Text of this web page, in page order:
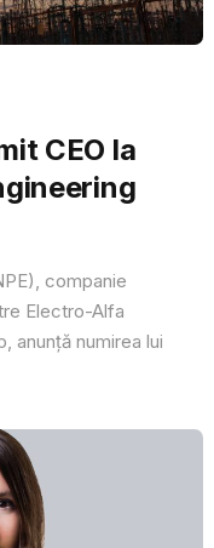
CEO la
companie
Electro-Alfa
anunță numirea lui